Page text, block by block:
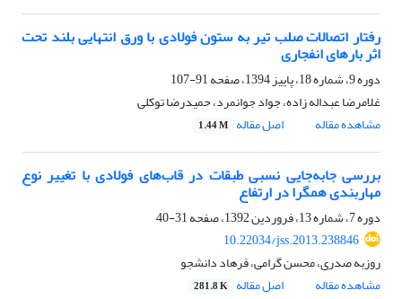
رفتار اتصالات صلب تیر به ستون فولادی با ورق انتهایی بلند تحت
اثر بارهای انفجاری
دوره 9، شماره 18، پاییز 1394، صفحه
91-107
غلامرضا عبداله زاده، جواد جوانمرد، حمیدرضا توکلی
مشاهده مقاله
اصل مقاله 1.44 M
بررسی جابه‌جایی نسبی طبقات در قاب‌های فولادی با تغییر نوع
مهاربندی همگرا در ارتفاع
دوره 7، شماره 13، فروردین 1392، صفحه
31-40
10.22034/jss.2013.238846
روزبه صدری، محسن گرامی، فرهاد دانشجو
مشاهده مقاله
اصل مقاله 281.8 K